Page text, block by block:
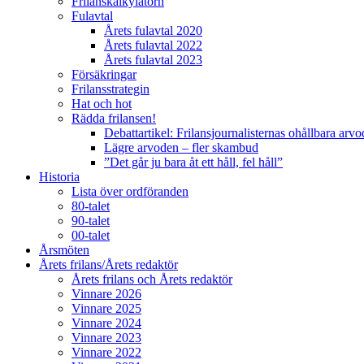
Fulavtal
Årets fulavtal 2020
Årets fulavtal 2022
Årets fulavtal 2023
Försäkringar
Frilansstrategin
Hat och hot
Rädda frilansen!
Debattartikel: Frilansjournalisternas ohållbara
Lägre arvoden – fler skambud
”Det går ju bara åt ett håll, fel håll”
Historia
Lista över ordföranden
80-talet
90-talet
00-talet
Årsmöten
Årets frilans/Årets redaktör
Årets frilans och Årets redaktör
Vinnare 2026
Vinnare 2025
Vinnare 2024
Vinnare 2023
Vinnare 2022